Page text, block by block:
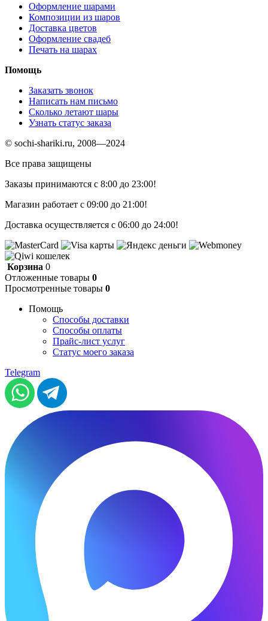
Оформление шарами
Композиции из шаров
Доставка цветов
Оформление свадеб
Печать на шарах
Помощь
Заказать звонок
Написать нам письмо
Сколько летают шары
Узнать статус заказа
© sochi-shariki.ru, 2008—2024
Все права защищены
Заказы принимаются с 8:00 до 23:00!
Магазин работает с 09:00 до 21:00!
Доставка осуществляется с 06:00 до 24:00!
Корзина 0
Отложенные товары 0
Просмотренные товары 0
Помощь
Способы доставки
Способы оплаты
Прайс-лист услуг
Статус моего заказа
Telegram